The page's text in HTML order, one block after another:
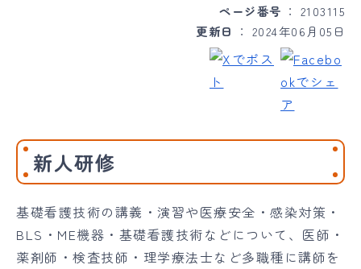
ページ番号
2103115
更新日
2024年06月05日
新人研修
基礎看護技術の講義・演習や医療安全・感染対策・
BLS・ME機器・基礎看護技術などについて、医師・
薬剤師・検査技師・理学療法士など多職種に講師を